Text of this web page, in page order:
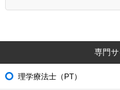
専門サ
理学療法士（PT）